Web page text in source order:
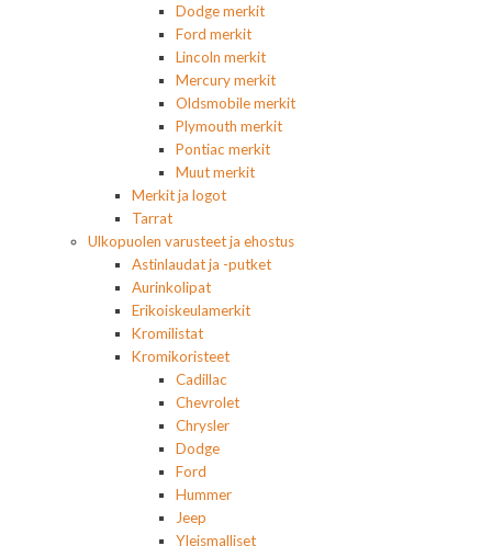
Dodge merkit
Ford merkit
Lincoln merkit
Mercury merkit
Oldsmobile merkit
Plymouth merkit
Pontiac merkit
Muut merkit
Merkit ja logot
Tarrat
Ulkopuolen varusteet ja ehostus
Astinlaudat ja -putket
Aurinkolipat
Erikoiskeulamerkit
Kromilistat
Kromikoristeet
Cadillac
Chevrolet
Chrysler
Dodge
Ford
Hummer
Jeep
Yleismalliset